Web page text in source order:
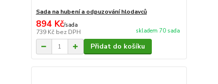
Sada na hubení a odpuzování hlodavců
894 Kč/sada
739 Kč bez DPH skladem 70 sada
Přidat do košíku